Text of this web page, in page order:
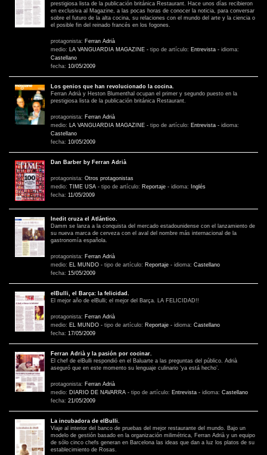
prestigiosa lista de la publicación británica Restaurant. Hace unos días recibieron
en exclusiva al Magazine, a las pocas horas de conocer la noticia, para conversar
sobre el futuro de la alta cocina, su relaciones con el mundo del arte y la ciencia o
el posible fin del reinado francés en los fogones.
protagonista: Ferran Adrià
medio: LA VANGUARDIA MAGAZINE - tipo de artículo: Entrevista - idioma:
Castellano
fecha: 10/05/2009
Los genios que han revolucionado la cocina.
Ferran Adrià y Heston Blumenthal ocupan el primer y segundo puesto en la
prestigiosa lista de la publicación británica Restaurant.
protagonista: Ferran Adrià
medio: LA VANGUARDIA MAGAZINE - tipo de artículo: Entrevista - idioma:
Castellano
fecha: 10/05/2009
Dan Barber by Ferran Adrià
protagonista: Otros protagonistas
medio: TIME USA - tipo de artículo: Reportaje - idioma:
Inglés
fecha: 11/05/2009
Inedit cruza el Atlántico.
Damm se lanza a la conquista del mercado estadounidense con el lanzamiento de
su nueva marca de cerveza con el aval del nombre más internacional de la
gastronomía española.
protagonista: Ferran Adrià
medio: EL MUNDO - tipo de artículo: Reportaje - idioma: Castellano
fecha: 15/05/2009
elBulli, el Barça: la felicidad.
El mejor año de elBulli; el mejor del Barça. LA FELICIDAD!!
protagonista: Ferran Adrià
medio: EL MUNDO - tipo de artículo: Reportaje - idioma: Castellano
fecha: 17/05/2009
Ferran Adrià y la pasión por cocinar.
El chef de elBulli respondió en el Baluarte a las preguntas del público. Adrià
aseguró que en este momento su lenguaje culinario ‘ya está hecho’.
protagonista: Ferran Adrià
medio: DIARIO DE NAVARRA - tipo de artículo: Entrevista - idioma: Castellano
fecha: 21/05/2009
La incubadora de elBulli.
Viaje al interior del banco de pruebas del mejor restaurante del mundo. Bajo un
modelo de gestión basado en la organización milimétrica, Ferran Adrià y un equipo
de sólo cinco chefs generan en Barcelona las ideas que dan a luz los platos de su
establecimiento de Rosas.